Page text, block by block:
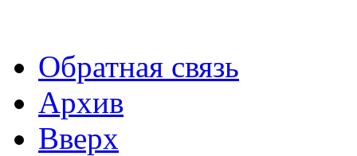
Обратная связь
Архив
Вверх